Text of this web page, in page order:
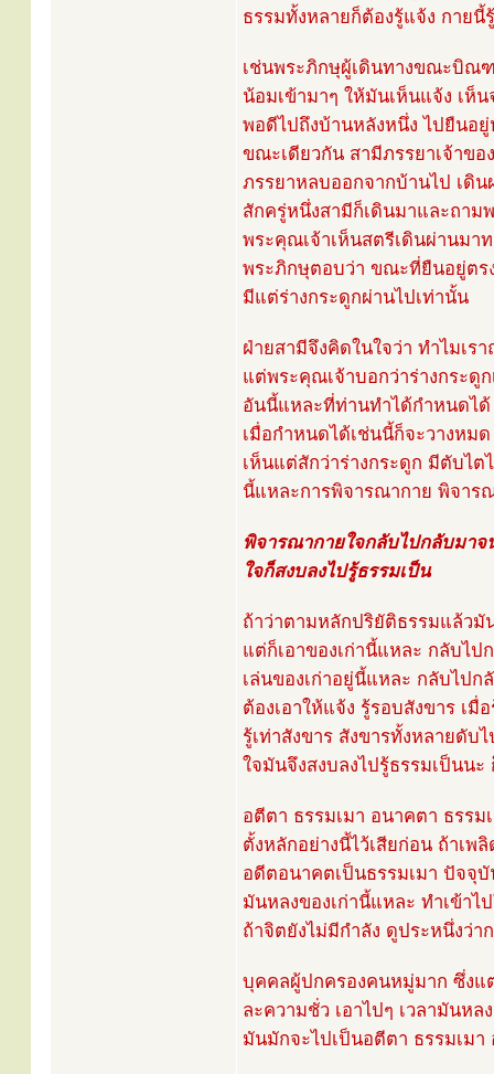
ธรรมทั้งหลายก็ต้องรู้แจ้ง กายนี้
เช่นพระภิกษุผู้เดินทางขณะบิณ
น้อมเข้ามาๆ ให้มันเห็นแจ้ง เห็น
พอดีไปถึงบ้านหลังหนึ่ง ไปยืนอ
ขณะเดียวกัน สามีภรรยาเจ้าข
ภรรยาหลบออกจากบ้านไป เดิ
สักครู่หนึ่งสามีก็เดินมาและถาม
พระคุณเจ้าเห็นสตรีเดินผ่านมา
พระภิกษุตอบว่า ขณะที่ยืนอยู่ตร
มีแต่ร่างกระดูกผ่านไปเท่านั้น
ฝ่ายสามีจึงคิดในใจว่า ทำไมเร
แต่พระคุณเจ้าบอกว่าร่างกระดู
อันนี้แหละที่ท่านทำได้กำหนดได้
เมื่อกำหนดได้เช่นนี้ก็จะวางหม
เห็นแต่สักว่าร่างกระดูก มีตับไต
นี้แหละการพิจารณากาย พิจาร
พิจารณากายใจกลับไปกลับมาจ
ใจก็สงบลงไปรู้ธรรมเป็น
ถ้าว่าตามหลักปริยัติธรรมแล้วมั
แต่ก็เอาของเก่านี้แหละ กลับไป
เล่นของเก่าอยู่นี้แหละ กลับไป
ต้องเอาให้แจ้ง รู้รอบสังขาร เ
รู้เท่าสังขาร สังขารทั้งหลายดับ
ใจมันจึงสงบลงไปรู้ธรรมเป็นน
อตีตา ธรรมเมา อนาคตา ธรร
ตั้งหลักอย่างนี้ไว้เสียก่อน ถ้าเ
อดีตอนาคตเป็นธรรมเมา ปัจจุ
มันหลงของเก่านี้แหละ ทำเข้าไ
ถ้าจิตยังไม่มีกำลัง ดูประหนึ่งว่า
บุคคลผู้ปกครองคนหมู่มาก ซึ่งแ
ละความชั่ว เอาไปๆ เวลามันห
มันมักจะไปเป็นอตีตา ธรรมเม